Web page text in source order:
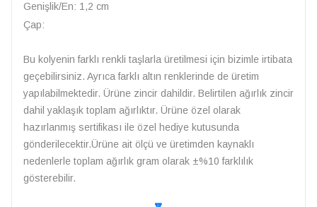
Genişlik/En: 1,2 cm
Çap:
Bu kolyenin farklı renkli taşlarla üretilmesi için bizimle irtibata
geçebilirsiniz. Ayrıca farklı altın renklerinde de üretim
yapılabilmektedir. Ürüne zincir dahildir. Belirtilen ağırlık zincir
dahil yaklaşık toplam ağırlıktır. Ürüne özel olarak
hazırlanmış sertifikası ile özel hediye kutusunda
gönderilecektir.Ürüne ait ölçü ve üretimden kaynaklı
nedenlerle toplam ağırlık gram olarak ±%10 farklılık
gösterebilir.